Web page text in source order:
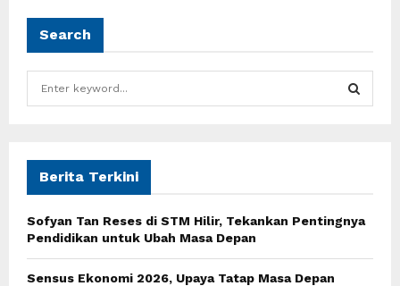
Search
f
r
R
Berita Terkini
Sofyan Tan Reses di STM Hilir, Tekankan Pentingnya
Pendidikan untuk Ubah Masa Depan
Sensus Ekonomi 2026, Upaya Tatap Masa Depan